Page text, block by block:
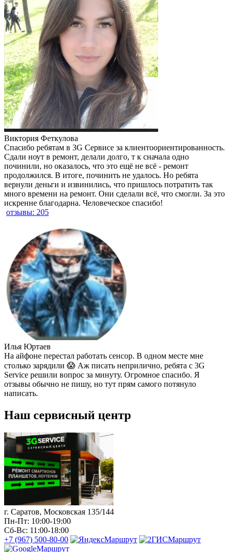
Виктория Феткулова
Спасибо ребятам в 3G Сервисе за клиентоориентированность.
Сдали ноут в ремонт, делали долго, т к сначала одно
починили, но оказалось, что это ещё не всё - ремонт
продолжился. В итоге, починить не удалось. Но ребята
вернули деньги и извинились, что пришлось потратить так
много времени на ремонт. Они сделали всё, что смогли. За это
искренне благодарна. Человеческое спасибо!
отзывы: 205
Илья Юртаев
На айфоне перестал работать сенсор. В одном месте мне
столько зарядили 😱 Аж писать неприлично, ребята с 3G
Service решили вопрос за минуту. Огромное спасибо. Я
отзывы обычно не пишу, но тут прям самого потянуло
написать.
Наш сервисный центр
г. Саратов, Московская 135/144
Пн-Пт: 10:00-19:00
Сб-Вс: 11:00-18:00
+7 (967) 500-80-00
Маршрут
Маршрут
Маршрут